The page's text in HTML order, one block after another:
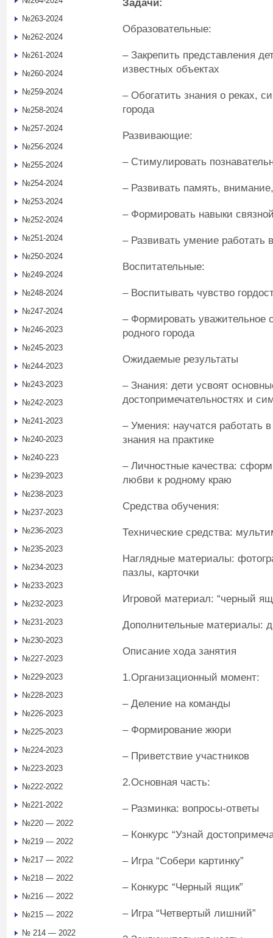
Задачи:
Образовательные:
– Закрепить представления
известных объектах
– Обогатить знания о реках,
города
Развивающие:
– Стимулировать
– Развивать память,
– Формировать навыки
– Развивать умение работать
Воспитательные:
– Воспитывать чувство
– Формировать уважительное
родного города
Ожидаемые результаты
– Знания: дети усвоят
достопримечательностях и
– Умения: научатся работать
знания на практике
– Личностные качества:
любви к родному краю
Средства обучения:
Технические средства:
Наглядные материалы:
пазлы, карточки
Игровой материал: “черный
Дополнительные материалы:
Описание хода занятия
1.Организационный момент:
– Деление на команды
– Формирование жюри
– Приветствие участников
2.Основная часть:
– Разминка: вопросы-ответы
– Конкурс “Узнай
– Игра “Собери картинку”
– Конкурс “Черный ящик”
– Игра “Четвертый лишний”
№263-2024
№262-2024
№261-2024
№260-2024
№259-2024
№258-2024
№257-2024
№256-2024
№255-2024
№254-2024
№253-2024
№252-2024
№251-2024
№250-2024
№249-2024
№248-2024
№247-2024
№246-2023
№245-2023
№244-2023
№243-2023
№242-2023
№241-2023
№240-2023
№240-223
№239-2023
№238-2023
№237-2023
№236-2023
№235-2023
№234-2023
№233-2023
№232-2023
№231-2023
№230-2023
№227-2023
№229-2023
№228-2023
№226-2023
№225-2023
№224-2023
№223-2023
№222-2022
№221-2022
№220 — 2022
№219 — 2022
№217 — 2022
№218 — 2022
№216 — 2022
№215 — 2022
№ 214 — 2022